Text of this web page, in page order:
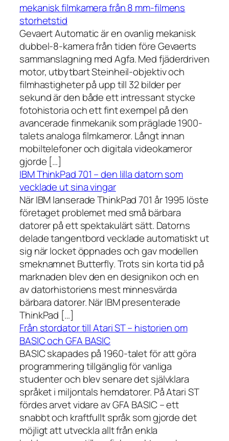
mekanisk filmkamera från 8 mm-filmens
storhetstid
Gevaert Automatic är en ovanlig mekanisk
dubbel-8-kamera från tiden före Gevaerts
sammanslagning med Agfa. Med fjäderdriven
motor, utbytbart Steinheil-objektiv och
filmhastigheter på upp till 32 bilder per
sekund är den både ett intressant stycke
fotohistoria och ett fint exempel på den
avancerade finmekanik som präglade 1900-
talets analoga filmkameror. Långt innan
mobiltelefoner och digitala videokameror
gjorde […]
IBM ThinkPad 701 – den lilla datorn som
vecklade ut sina vingar
När IBM lanserade ThinkPad 701 år 1995 löste
företaget problemet med små bärbara
datorer på ett spektakulärt sätt. Datorns
delade tangentbord vecklade automatiskt ut
sig när locket öppnades och gav modellen
smeknamnet Butterfly. Trots sin korta tid på
marknaden blev den en designikon och en
av datorhistoriens mest minnesvärda
bärbara datorer. När IBM presenterade
ThinkPad […]
Från stordator till Atari ST – historien om
BASIC och GFA BASIC
BASIC skapades på 1960-talet för att göra
programmering tillgänglig för vanliga
studenter och blev senare det självklara
språket i miljontals hemdatorer. På Atari ST
fördes arvet vidare av GFA BASIC – ett
snabbt och kraftfullt språk som gjorde det
möjligt att utveckla allt från enkla